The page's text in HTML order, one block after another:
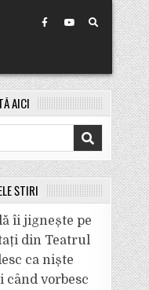
AICI
ȘTIRI
îi jignește pe
din Teatrul
ca niște
când vorbesc